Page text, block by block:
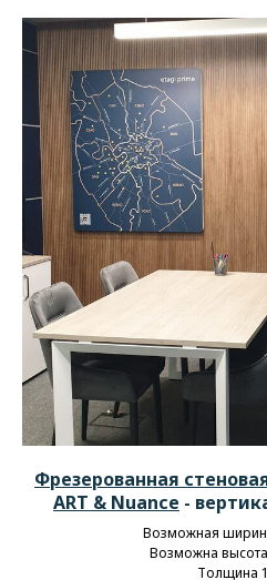
Фрезерованная
ART & Nuance -
Возможная
Возможна
Толщина